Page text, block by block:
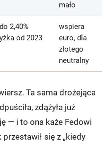
mało
2,40%
od 2023
wspiera
euro, dla
złotego
neutralny
Ta sama drożejąca
zdążyła już
— i to ona każe Fedowi
się z „kiedy